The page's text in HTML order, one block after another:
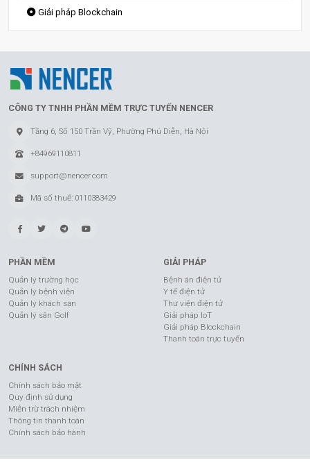
Giải pháp Blockchain
CÔNG TY TNHH PHẦN MỀM TRỰC TUYẾN NENCER
Tầng 6, Số 150 Trần Vỹ, Phường Phú Diễn, Hà Nội
+84969110811
support@nencer.com
Mã số thuế: 0110383429
PHẦN MỀM
Quản lý trường học
Quản lý bệnh viện
Quản lý khách sạn
Quản lý sân Golf
GIẢI PHÁP
Bệnh án điện tử
Y tế điện tử
Thư viện điện tử
Giải pháp IoT
Giải pháp Blockchain
Thanh toán trực tuyến
CHÍNH SÁCH
Chính sách bảo mật
Quy định sử dụng
Miễn trừ trách nhiệm
Thông tin thanh toán
Chính sách bảo hành